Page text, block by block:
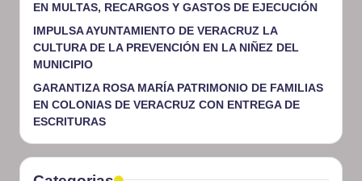
EN MULTAS, RECARGOS Y GASTOS DE EJECUCIÓN
IMPULSA AYUNTAMIENTO DE VERACRUZ LA
CULTURA DE LA PREVENCIÓN EN LA NIÑEZ DEL
MUNICIPIO
GARANTIZA ROSA MARÍA PATRIMONIO DE FAMILIAS
EN COLONIAS DE VERACRUZ CON ENTREGA DE
ESCRITURAS